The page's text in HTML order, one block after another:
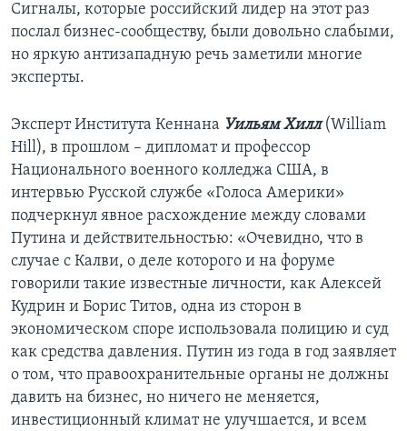
Сигналы, которые российский лидер на этот раз
послал бизнес-сообществу, были довольно слабыми,
но яркую антизападную речь заметили многие
эксперты.
Эксперт Института Кеннана Уильям Хилл(William
Hill), в прошлом – дипломат и профессор
Национального военного колледжа США, в
интервью Русской службе «Голоса Америки»
подчеркнул явное расхождение между словами
Путина и действительностью: «Очевидно, что в
случае с Калви, о деле которого и на форуме
говорили такие известные личности, как Алексей
Кудрин и Борис Титов, одна из сторон в
экономическом споре использовала полицию и суд
как средства давления. Путин из года в год заявляет
о том, что правоохранительные органы не должны
давить на бизнес, но ничего не меняется,
инвестиционный климат не улучшается, и всем